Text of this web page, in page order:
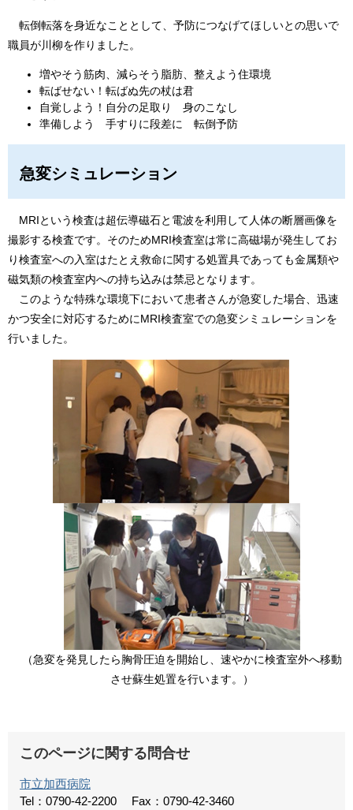
転倒転落を身近なこととして、予防につなげてほしいとの思いで
職員が川柳を作りました。
増やそう筋肉、減らそう脂肪、整えよう住環境
転ばせない！転ばぬ先の杖は君
自覚しよう！自分の足取り 身のこなし
準備しよう 手すりに段差に 転倒予防
急変シミュレーション
MRIという検査は超伝導磁石と電波を利用して人体の断層画像を
撮影する検査です。そのためMRI検査室は常に高磁場が発生してお
り検査室への入室はたとえ救命に関する処置具であっても金属類や
磁気類の検査室内への持ち込みは禁忌となります。
​ このような特殊な環境下において患者さんが急変した場合、迅速
かつ安全に対応するためにMRI検査室での急変シミュレーションを
行いました。
​（急変を発見したら胸骨圧迫を開始し、速やかに検査室外へ移動
させ蘇生処置を行います。）
このページに関する問合せ
市立加西病院
Tel：0790-42-2200
Fax：0790-42-3460